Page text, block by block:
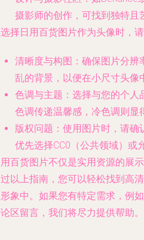
摄影师的创作，可找到独特且
择日用百货图片作为头像时，
清晰度与构图 ：确保图片分
乱的背景，以便在小尺寸头像
色调与主题 ：选择与您的个
色调传递温馨感，冷色调则显
版权问题 ：使用图片时，请
优先选择CC0（公共领域）或
百货图片不仅是实用资源的展
以上指南，您可以轻松找到高
象中。如果您有特定需求，例
区留言，我们将尽力提供帮助。